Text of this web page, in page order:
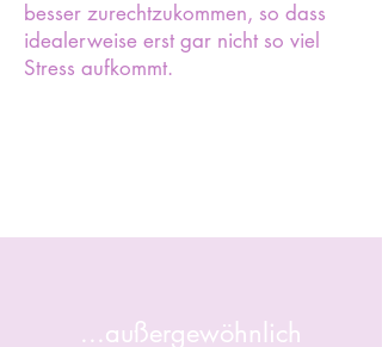
besser zurechtzukommen, so dass
idealerweise erst gar nicht so viel
Stress aufkommt.
...außergewöhnlich